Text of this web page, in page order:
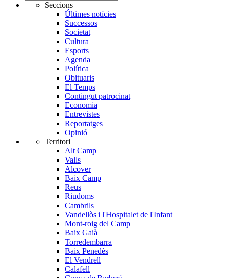
Seccions
Últimes notícies
Successos
Societat
Cultura
Esports
Agenda
Política
Obituaris
El Temps
Contingut patrocinat
Economia
Entrevistes
Reportatges
Opinió
Territori
Alt Camp
Valls
Alcover
Baix Camp
Reus
Riudoms
Cambrils
Vandellòs i l'Hospitalet de l'Infant
Mont-roig del Camp
Baix Gaià
Torredembarra
Baix Penedès
El Vendrell
Calafell